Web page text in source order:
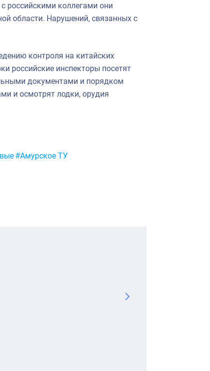
российскими коллегами они
области. Нарушений, связанных с
контроля на китайских
российские инспекторы посетят
документами и порядком
и осмотрят лодки, орудия
#Амурское ТУ